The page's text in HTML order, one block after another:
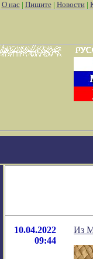
О нас| Пишите| Новости|
10.04.2022
09:44
Из